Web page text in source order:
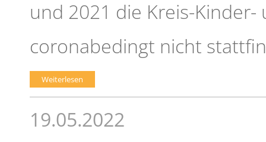
und 2021 die Kreis-Kinder-
coronabedingt nicht
Weiterlesen
19.05.2022